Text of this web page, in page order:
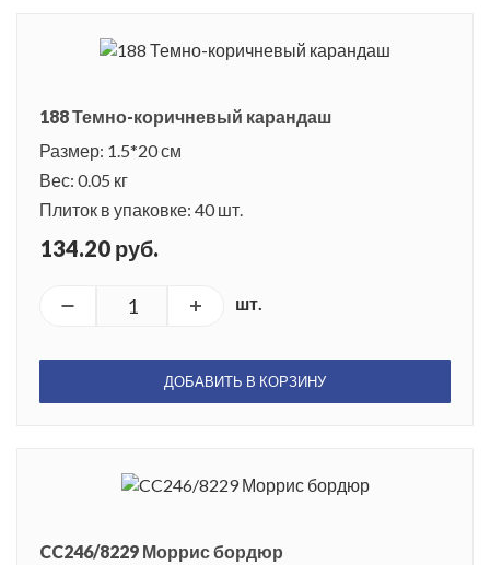
188 Темно-коричневый карандаш
Размер: 1.5*20 см
Вес: 0.05 кг
Плиток в упаковке: 40 шт.
134.20 руб.
шт.
ДОБАВИТЬ В КОРЗИНУ
CC246/8229 Моррис бордюр